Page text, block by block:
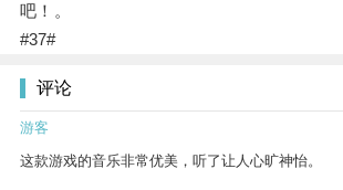
吧！。
#37#
评论
游客
这款游戏的音乐非常优美，听了让人心旷神怡。